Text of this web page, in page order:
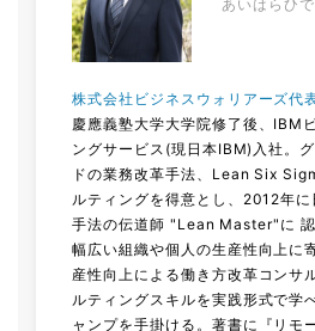
あいはらひ
株式会社ビジネスウォリアーズ代
慶應義塾大学大学院修了後、IBM
ングサービス(現日本IBM)入社。
ドの業務改革手法、Lean Six
ルティングを得意とし、2012年
手法の伝道師 "Lean Master"に 認
幅広い組織や個人の生産性向上に
産性向上による働き方改革コンサ
ルティングスキルを実践形式で学
ャンプを手掛ける。著書に『リモ